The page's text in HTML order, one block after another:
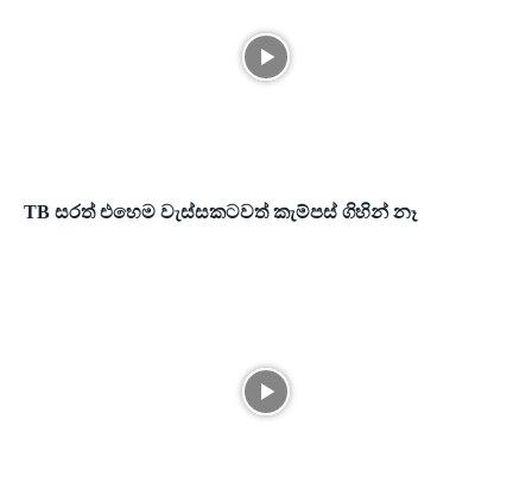
TB සරත් එහෙම වැස්සකටවත් කැම්පස් ගිහින් නෑ